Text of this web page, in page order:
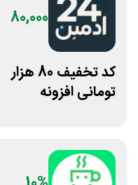
80,000
کد تخفیف 80 هزار
تومانی افزونه